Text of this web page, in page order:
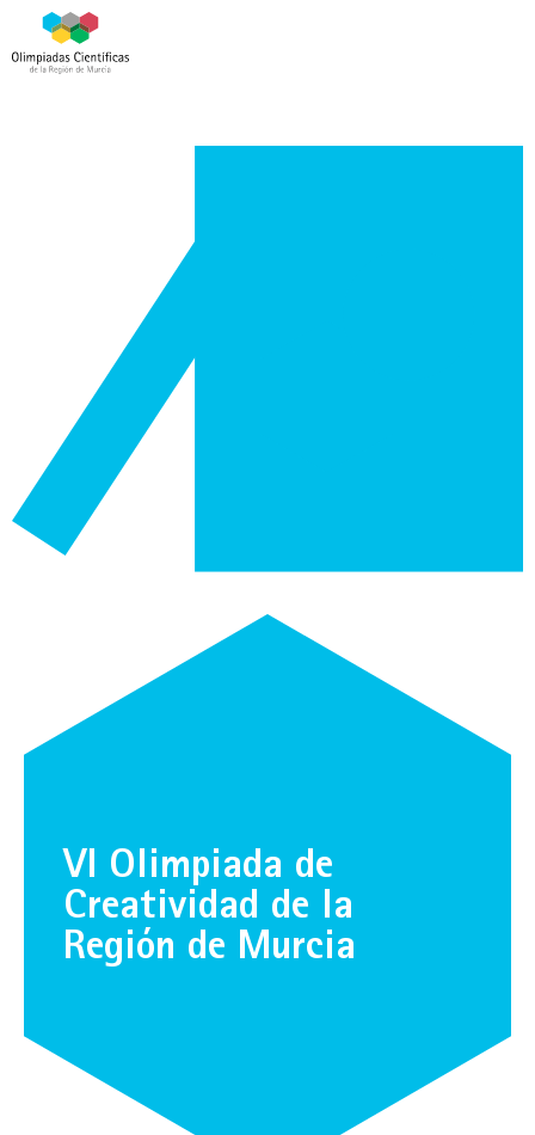
VI Olimpiada de
Creatividad de la
Región de Murcia